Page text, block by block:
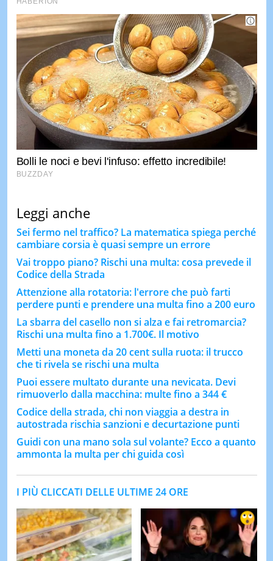
Leggi anche
Sei fermo nel traffico? La matematica spiega perché
cambiare corsia è quasi sempre un errore
Vai troppo piano? Rischi una multa: cosa prevede il
Codice della Strada
Attenzione alla rotatoria: l'errore che può farti
perdere punti e prendere una multa fino a 200 euro
La sbarra del casello non si alza e fai retromarcia?
Rischi una multa fino a 1.700€. Il motivo
Metti una moneta da 20 cent sulla ruota: il trucco
che ti rivela se rischi una multa
Puoi essere multato durante una nevicata. Devi
rimuoverlo dalla macchina: multe fino a 344 €
Codice della strada, chi non viaggia a destra in
autostrada rischia sanzioni e decurtazione punti
Guidi con una mano sola sul volante? Ecco a quanto
ammonta la multa per chi guida così
I PIÙ CLICCATI DELLE ULTIME 24 ORE